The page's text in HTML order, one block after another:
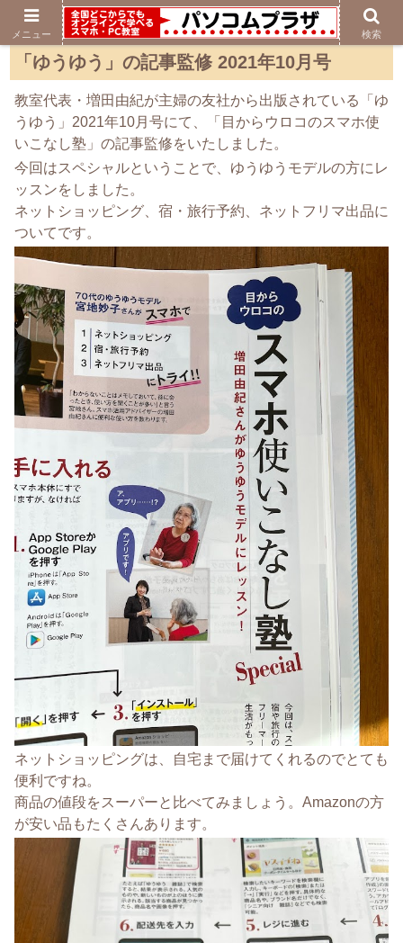
「ゆうゆう」の記事監修 2021年10月号
教室代表・増田由紀が主婦の友社から出版されている「ゆ
うゆう」2021年10月号にて、「目からウロコのスマホ使
いこなし塾」の記事監修をいたしました。
今回はスペシャルということで、ゆうゆうモデルの方にレ
ッスンをしました。
ネットショッピング、宿・旅行予約、ネットフリマ出品に
ついてです。
ネットショッピングは、自宅まで届けてくれるのでとても
便利ですね。
商品の値段をスーパーと比べてみましょう。Amazonの方
が安い品もたくさんあります。
メニュー 検索